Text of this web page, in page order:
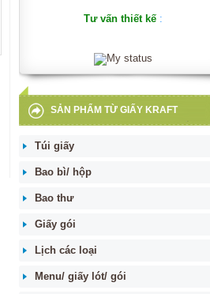
Tư vấn thiết kế :
SẢN PHẨM TỪ GIẤY KRAFT
Túi giấy
Bao bì/ hộp
Bao thư
Giấy gói
Lịch các loại
Menu/ giấy lót/ gói